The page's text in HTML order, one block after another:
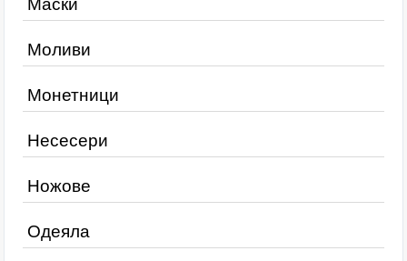
Маски
Моливи
Монетници
Несесери
Ножове
Одеяла